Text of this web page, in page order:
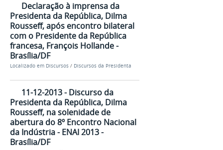
Declaração à imprensa da
Presidenta da República, Dilma
Rousseff, após encontro bilateral
com o Presidente da República
francesa, François Hollande -
Brasília/DF
Localizado em Discursos / Discursos da Presidenta
11-12-2013 - Discurso da
Presidenta da República, Dilma
Rousseff, na solenidade de
abertura do 8º Encontro Nacional
da Indústria - ENAI 2013 -
Brasília/DF